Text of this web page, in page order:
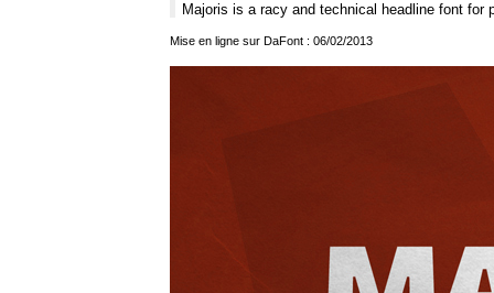
Majoris is a racy and technical headline font for
Mise en ligne sur DaFont : 06/02/2013